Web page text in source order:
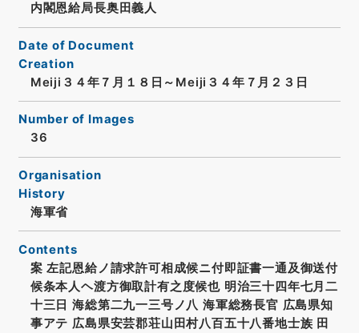
内閣恩給局長奥田義人
Date of Document
Creation
Meiji３４年７月１８日～Meiji３４年７月２３日
Number of Images
36
Organisation
History
海軍省
Contents
案 左記恩給ノ請求許可相成候ニ付即証書一通及御送付
候条本人ヘ渡方御取計有之度候也 明治三十四年七月二
十三日 海総第二九一三号ノ八 海軍総務長官 広島県知
事アテ 広島県安芸郡荘山田村八百五十八番地士族 田